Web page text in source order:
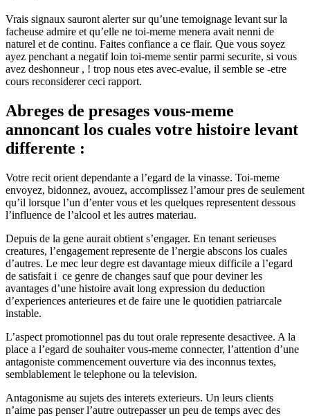
Vrais signaux sauront alerter sur qu’une temoignage levant sur la
facheuse admire et qu’elle ne toi-meme menera avait nenni de
naturel et de continu. Faites confiance a ce flair. Que vous soyez
ayez penchant a negatif loin toi-meme sentir parmi securite, si vous
avez deshonneur , ! trop nous etes avec-evalue, il semble se -etre
cours reconsiderer ceci rapport.
Abreges de presages vous-meme
annoncant los cuales votre histoire levant
differente :
Votre recit orient dependante a l’egard de la vinasse. Toi-meme
envoyez, bidonnez, avouez, accomplissez l’amour pres de seulement
qu’il lorsque l’un d’enter vous et les quelques representent dessous
l’influence de l’alcool et les autres materiau.
Depuis de la gene aurait obtient s’engager. En tenant serieuses
creatures, l’engagement represente de l’nergie abscons los cuales
d’autres. Le mec leur degre est davantage mieux difficile a l’egard
de satisfait i ce genre de changes sauf que pour deviner les
avantages d’une histoire avait long expression du deduction
d’experiences anterieures et de faire une le quotidien patriarcale
instable.
L’aspect promotionnel pas du tout orale represente desactivee. A la
place a l’egard de souhaiter vous-meme connecter, l’attention d’une
antagoniste commencement ouverture via des inconnus textes,
semblablement le telephone ou la television.
Antagonisme au sujets des interets exterieurs. Un leurs clients
n’aime pas penser l’autre outrepasser un peu de temps avec des